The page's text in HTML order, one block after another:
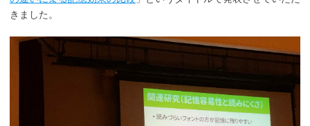
きました。